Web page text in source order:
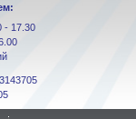
- 17.30